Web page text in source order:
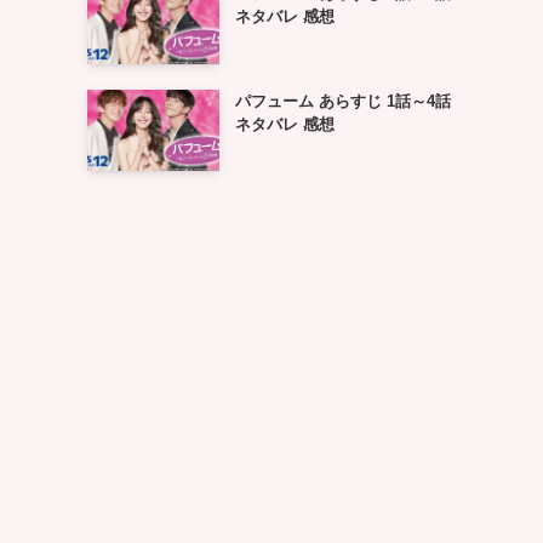
ネタバレ 感想
パフューム あらすじ 1話～4話
ネタバレ 感想